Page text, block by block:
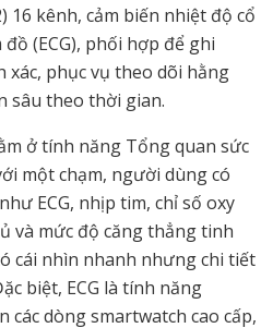
16 kênh, cảm biến nhiệt độ cổ
(ECG), phối hợp để ghi
xác, phục vụ theo dõi hằng
sâu theo thời gian.
ở tính năng Tổng quan sức
một chạm, người dùng có
ECG, nhịp tim, chỉ số oxy
và mức độ căng thẳng tinh
cái nhìn nhanh nhưng chi tiết
biệt, ECG là tính năng
dòng smartwatch cao cấp,